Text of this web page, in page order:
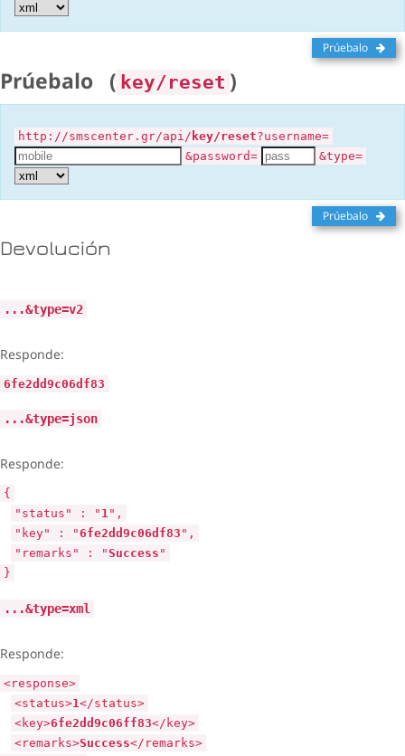
Prúebalo
Prúebalo ( key/reset )
http://smscenter.gr/api/ key/reset?username=
&password=
&type=
Prúebalo
Devolución
...&type=v2
Responde:
6fe2dd9c06df83
...&type=json
Responde:
{
"status" : " 1",
"key" : "6fe2dd9c06df83 ",
"remarks" : "Success "
}
...&type=xml
Responde:
<response>
<status>1 </status>
<key>6fe2dd9c06ff83</key>
<remarks>Success</remarks>